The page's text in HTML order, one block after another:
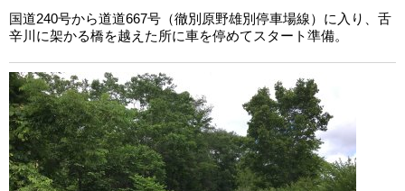
国道240号から道道667号（徹別原野雄別停車場線）に入り、舌
辛川に架かる橋を越えた所に車を停めてスタート準備。